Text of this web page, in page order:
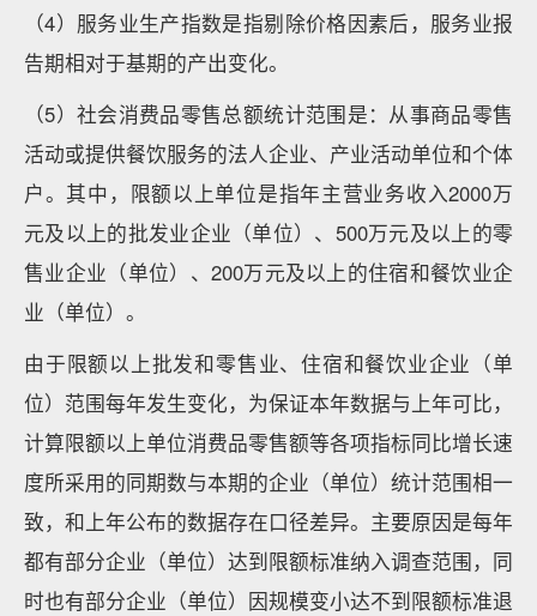
（4）服务业生产指数是指剔除价格因素后，服务业报
告期相对于基期的产出变化。
（5）社会消费品零售总额统计范围是：从事商品零售
活动或提供餐饮服务的法人企业、产业活动单位和个体
户。其中，限额以上单位是指年主营业务收入2000万
元及以上的批发业企业（单位）、500万元及以上的零
售业企业（单位）、200万元及以上的住宿和餐饮业企
业（单位）。
由于限额以上批发和零售业、住宿和餐饮业企业（单
位）范围每年发生变化，为保证本年数据与上年可比，
计算限额以上单位消费品零售额等各项指标同比增长速
度所采用的同期数与本期的企业（单位）统计范围相一
致，和上年公布的数据存在口径差异。主要原因是每年
都有部分企业（单位）达到限额标准纳入调查范围，同
时也有部分企业（单位）因规模变小达不到限额标准退